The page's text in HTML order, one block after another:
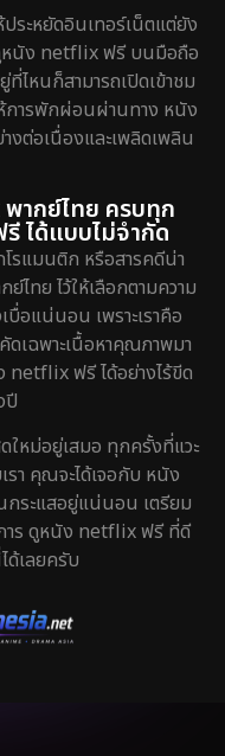
ระหยัดอินเทอร์เน็ตแต่ยัง
ดูหนัง netflix ฟรี บนมือถือ
ที่ไหนก็สามารถเปิดเข้าชม
การพักผ่อนผ่านทาง หนัง
ต่อเนื่องและเพลิดเพลิน
ากย์ไทย ครบทุก
ได้แบบไม่จำกัด
รแมนติก หรือสารคดีน่า
ไทย ไว้ให้เลือกตามความ
บื่อแน่นอน เพราะเราคือ
เฉพาะเนื้อหาคุณภาพมา
ฟรี ได้อย่างไร้ขีด
ปี
หม่อยู่เสมอ ทุกครั้งที่แวะ
รา คุณจะได้เจอกับ หนัง
ระแสอยู่แน่นอน เตรียม
าร ดูหนัง netflix ฟรี ที่ดี
เลยครับ